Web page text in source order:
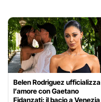
Belen Rodriguez ufficializza
l’amore con Gaetano
Fidanzati: il bacio a Venezia